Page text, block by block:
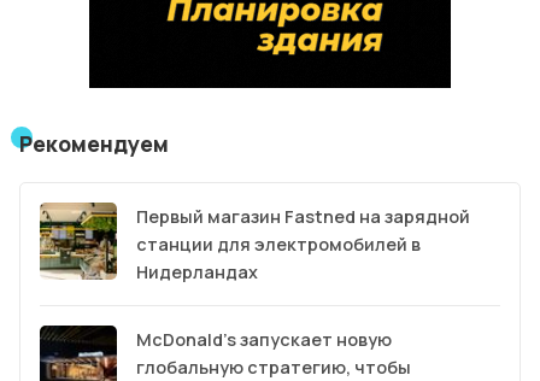
Рекомендуем
Первый магазин Fastned на зарядной
станции для электромобилей в
Нидерландах
McDonald’s запускает новую
глобальную стратегию, чтобы